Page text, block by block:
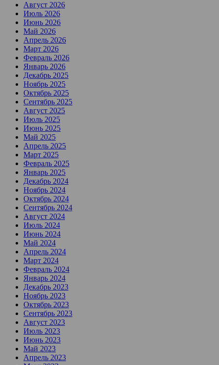
Август 2026
Июль 2026
Июнь 2026
Май 2026
Апрель 2026
Март 2026
Февраль 2026
Январь 2026
Декабрь 2025
Ноябрь 2025
Октябрь 2025
Сентябрь 2025
Август 2025
Июль 2025
Июнь 2025
Май 2025
Апрель 2025
Март 2025
Февраль 2025
Январь 2025
Декабрь 2024
Ноябрь 2024
Октябрь 2024
Сентябрь 2024
Август 2024
Июль 2024
Июнь 2024
Май 2024
Апрель 2024
Март 2024
Февраль 2024
Январь 2024
Декабрь 2023
Ноябрь 2023
Октябрь 2023
Сентябрь 2023
Август 2023
Июль 2023
Июнь 2023
Май 2023
Апрель 2023